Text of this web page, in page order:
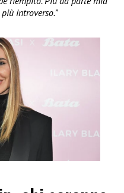
introverso.”